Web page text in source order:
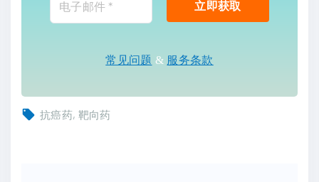
常见问题 & 服务条款
抗癌药 靶向药